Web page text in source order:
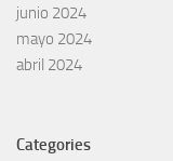
junio 2024
mayo 2024
abril 2024
Categories